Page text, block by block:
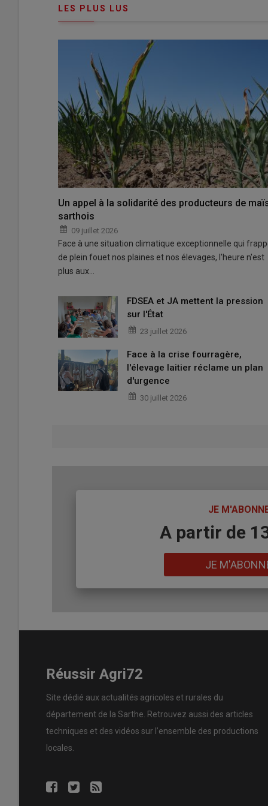
LES PLUS LUS
Un appel à la solidarité des producteurs de
sarthois
09 juillet 2026
Face à une situation climatique exceptionnelle qui
de plein fouet nos plaines et nos élevages, l'heure n'est
plus aux…
FDSEA et JA mettent la pression
sur l'État
23 juillet 2026
Face à la crise fourragère,
l'élevage laitier réclame un plan
d'urgence
30 juillet 2026
JE
A partir de
JE
Réussir Agri72
Site dédié aux actualités agricoles et rurales du
département de la Sarthe. Retrouvez aussi des articles
techniques et des vidéos sur l’ensemble des productions
locales.